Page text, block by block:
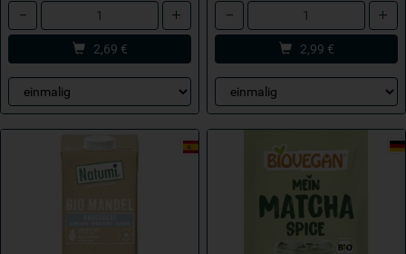
Anzahl
2,69 €
Anzahl
2,99 €